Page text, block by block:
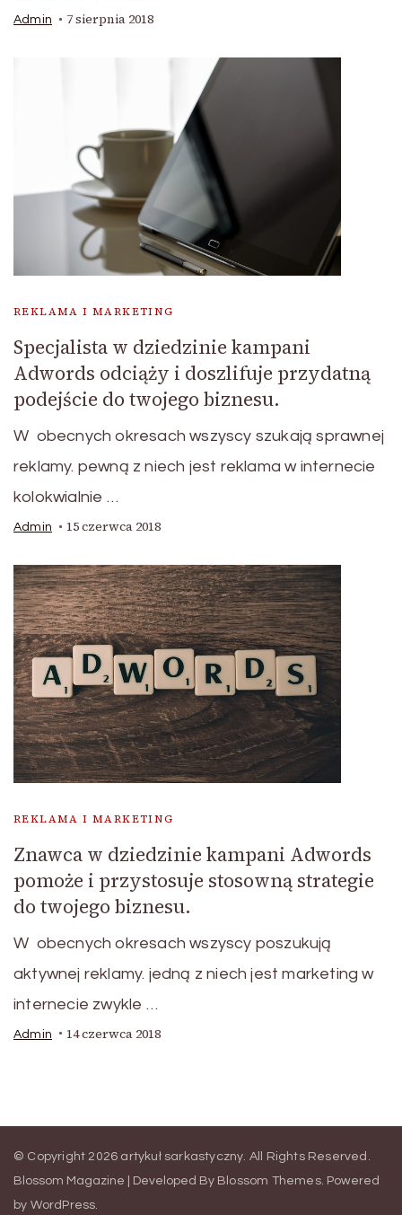
Admin 7 sierpnia 2018
REKLAMA I MARKETING
Specjalista w dziedzinie kampani
Adwords odciąży i doszlifuje przydatną
podejście do twojego biznesu.
W obecnych okresach wszyscy szukają sprawnej
reklamy. pewną z niech jest reklama w internecie
kolokwialnie …
Admin 15 czerwca 2018
REKLAMA I MARKETING
Znawca w dziedzinie kampani Adwords
pomoże i przystosuje stosowną strategie
do twojego biznesu.
W obecnych okresach wszyscy poszukują
aktywnej reklamy. jedną z niech jest marketing w
internecie zwykle …
Admin 14 czerwca 2018
© Copyright 2026 artykuł sarkastyczny . All Rights Reserved.
Blossom Magazine | Developed By Blossom Themes. Powered
by WordPress